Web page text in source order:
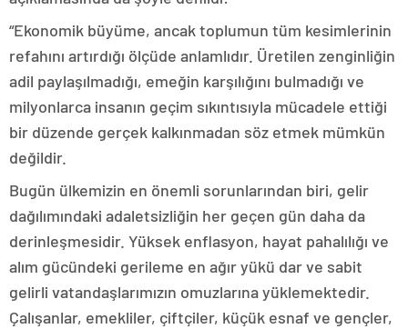
“Ekonomik büyüme, ancak toplumun tüm kesimlerinin
refahını artırdığı ölçüde anlamlıdır. Üretilen zenginliğin
adil paylaşılmadığı, emeğin karşılığını bulmadığı ve
milyonlarca insanın geçim sıkıntısıyla mücadele ettiği
bir düzende gerçek kalkınmadan söz etmek mümkün
değildir.
Bugün ülkemizin en önemli sorunlarından biri, gelir
dağılımındaki adaletsizliğin her geçen gün daha da
derinleşmesidir. Yüksek enflasyon, hayat pahalılığı ve
alım gücündeki gerileme en ağır yükü dar ve sabit
gelirli vatandaşlarımızın omuzlarına yüklemektedir.
Çalışanlar, emekliler, çiftçiler, küçük esnaf ve gençler,